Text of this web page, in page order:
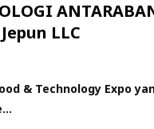
LLC
& Technology Expo